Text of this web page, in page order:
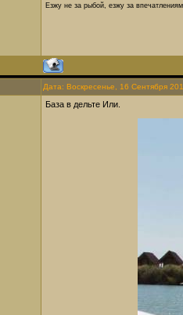
Езжу не за рыбой, езжу за
Дата: Воскресенье, 16 Сентября
База в дельте Или.